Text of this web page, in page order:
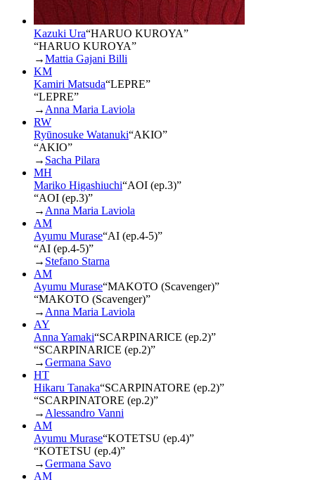
Kazuki Ura“HARUO KUROYA”
“HARUO KUROYA”
→Mattia Gajani Billi
KM
Kamiri Matsuda“LEPRE”
“LEPRE”
→ Anna Maria Laviola
RW
Ryūnosuke Watanuki“AKIO”
“AKIO”
→ Sacha Pilara
MH
Mariko Higashiuchi“AOI (ep.3)”
“AOI (ep.3)”
→ Anna Maria Laviola
AM
Ayumu Murase“AI (ep.4-5)”
“AI (ep.4-5)”
→ Stefano Starna
AM
Ayumu Murase“MAKOTO (Scavenger)”
“MAKOTO (Scavenger)”
→ Anna Maria Laviola
AY
Anna Yamaki“SCARPINARICE (ep.2)”
“SCARPINARICE (ep.2)”
→Germana Savo
HT
Hikaru Tanaka“SCARPINATORE (ep.2)”
“SCARPINATORE (ep.2)”
→ Alessandro Vanni
AM
Ayumu Murase“KOTETSU (ep.4)”
“KOTETSU (ep.4)”
→Germana Savo
AM